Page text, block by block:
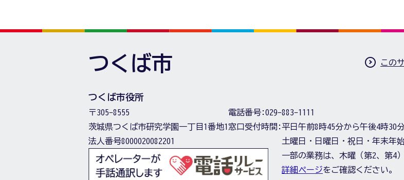
つくば市 この
つくば市役所
〒305-8555
茨城県つくば市研究学園一丁目1番地1
法人番号8000020082201
電話番号:029-883-1111
窓口受付時間:平日午前8時45分から午後4時30
土曜日・日曜日・祝日・年末年
一部の業務は、木曜（第2、第4
詳細ページをご確認ください。